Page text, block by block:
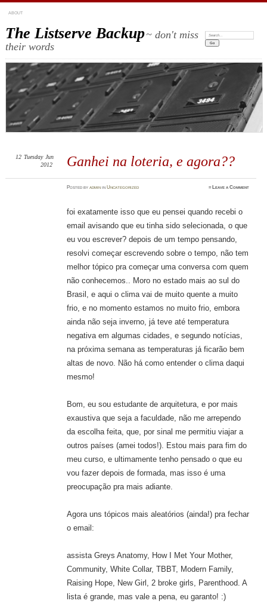
ABOUT
The Listserve Backup~ don't miss
their words
Search:
Ganhei na loteria, e agora??
12 Tuesday Jun
2012
Postedbyadmin inUncategorized ≈ Leave a Comment
foi exatamente isso que eu pensei quando recebi o
email avisando que eu tinha sido selecionada, o que
eu vou escrever? depois de um tempo pensando,
resolvi começar escrevendo sobre o tempo, não tem
melhor tópico pra começar uma conversa com quem
não conhecemos.. Moro no estado mais ao sul do
Brasil, e aqui o clima vai de muito quente a muito
frio, e no momento estamos no muito frio, embora
ainda não seja inverno, já teve até temperatura
negativa em algumas cidades, e segundo notícias,
na próxima semana as temperaturas já ficarão bem
altas de novo. Não há como entender o clima daqui
mesmo!
Bom, eu sou estudante de arquitetura, e por mais
exaustiva que seja a faculdade, não me arrependo
da escolha feita, que, por sinal me permitiu viajar a
outros países (amei todos!). Estou mais para fim do
meu curso, e ultimamente tenho pensado o que eu
vou fazer depois de formada, mas isso é uma
preocupação pra mais adiante.
Agora uns tópicos mais aleatórios (ainda!) pra fechar
o email:
assista Greys Anatomy, How I Met Your Mother,
Community, White Collar, TBBT, Modern Family,
Raising Hope, New Girl, 2 broke girls, Parenthood. A
lista é grande, mas vale a pena, eu garanto! :)